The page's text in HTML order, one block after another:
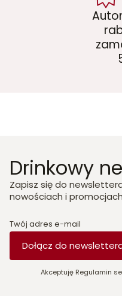
Drinkowy
Zapisz się do
nowościach i promocjach
Twój adres e-mail
Dołącz do
Akceptuję Regulamin